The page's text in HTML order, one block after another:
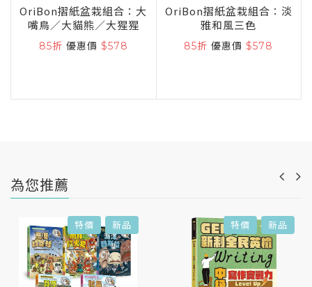
OriBon摺紙盆栽組合：大
嘴鳥／大貓熊／大猩猩
85折 優惠價 $578
OriBon摺紙盆栽組合：淡
雅和風三色
85折優惠價$578
為您推薦
特價 新品 特價 新品